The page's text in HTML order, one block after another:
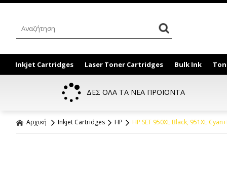
Inkjet Cartridges Laser Toner Cartridges Bulk Ink
ΔΕΣ ΟΛΑ ΤΑ ΝΕΑ ΠΡΟΪΟΝΤΑ
Αρχική Inkjet Cartridges HP HP SET 950XL Black, 951XL